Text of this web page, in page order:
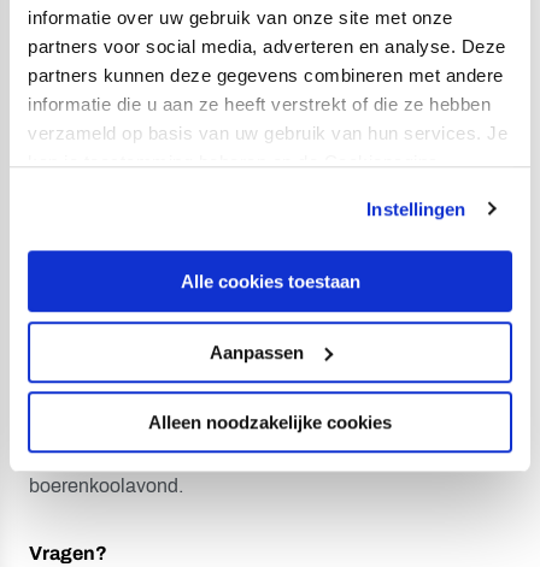
informatie over uw gebruik van onze site met onze
partners voor social media, adverteren en analyse. Deze
partners kunnen deze gegevens combineren met andere
informatie die u aan ze heeft verstrekt of die ze hebben
verzameld op basis van uw gebruik van hun services. Je
kan je toestemming beheren op de Cookiepagina.
Instellingen
Alle cookies toestaan
Aanpassen
Alleen noodzakelijke cookies
Flexibele inzet vereist (ook in de avonduren en in
het weekend), dit is vooral op de dinsdagavonden
en zaterdagen;
6 tot 8 uur per week.
Een uitdagende functie binnen de dynamische wereld
van een professionele voetbalorganisatie. Je wordt
onderdeel van de staf van één van onze jeugdteams. Je
krijgt een volledig kleding pakket als FC Utrecht staf. Er
staan twee toegangskaarten beschikbaar voor de
thuiswedstrijden van het eerste elftal en Jong FC Utrecht
en niet te vergeten: je bent bij de jaarlijkse
boerenkoolavond.
Vragen?